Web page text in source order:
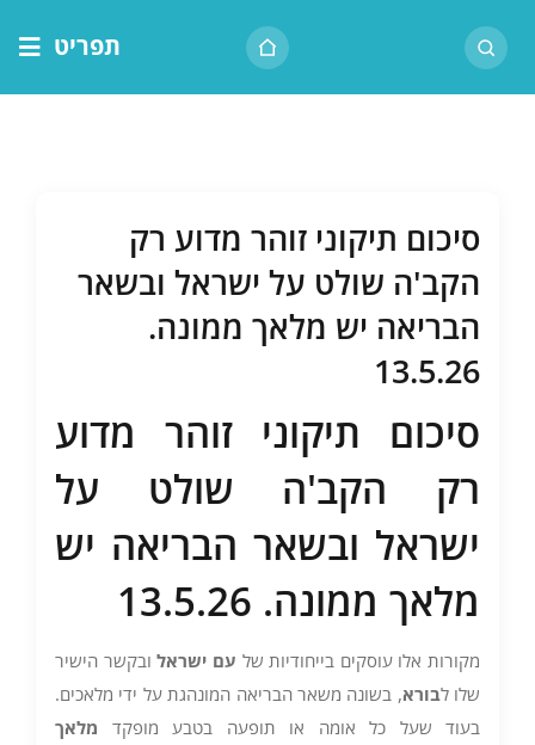
לתוכן
תפריט
מאמרים
שיעורים
סיכום תיקוני זוהר מדוע רק
הקב'ה שולט על ישראל ובשאר
הבריאה יש מלאך ממונה.
13.5.26
סיכום תיקוני זוהר מדוע
רק הקב'ה שולט על
ישראל ובשאר הבריאה יש
מלאך ממונה. 13.5.26
מקורות אלו עוסקים בייחודיות של עם ישראלובקשר הישיר
שלו לבורא, בשונה משאר הבריאה המונהגת על ידי מלאכים.
בעוד שעל כל אומה או תופעה בטבע מופקד מלאך